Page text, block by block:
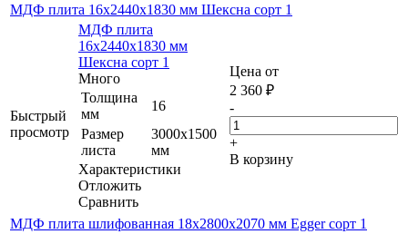
МДФ плита 16х2440х1830 мм Шексна сорт 1
Быстрый
просмотр
МДФ плита
16х2440х1830 мм
Шексна сорт 1
Много
Толщина
мм
16
Размер
листа
3000х1500
мм
Характеристики
Отложить
Сравнить
Цена от
2 360 ₽
-
+
В корзину
МДФ плита шлифованная 18х2800х2070 мм Egger сорт 1